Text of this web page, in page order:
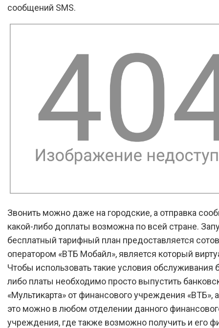
сообщений SMS.
Звонить можно даже на городские, а отправка
какой-либо доплаты возможна по всей стране.
бесплатный тарифный план предоставляется
оператором «ВТБ Мобайл», является который
Чтобы использовать такие условия обслуживания
либо платы необходимо просто выпустить
«Мультикарта» от финансового учреждения «ВТБ»,
это можно в любом отделении данного
учреждения, где также возможно получить и его